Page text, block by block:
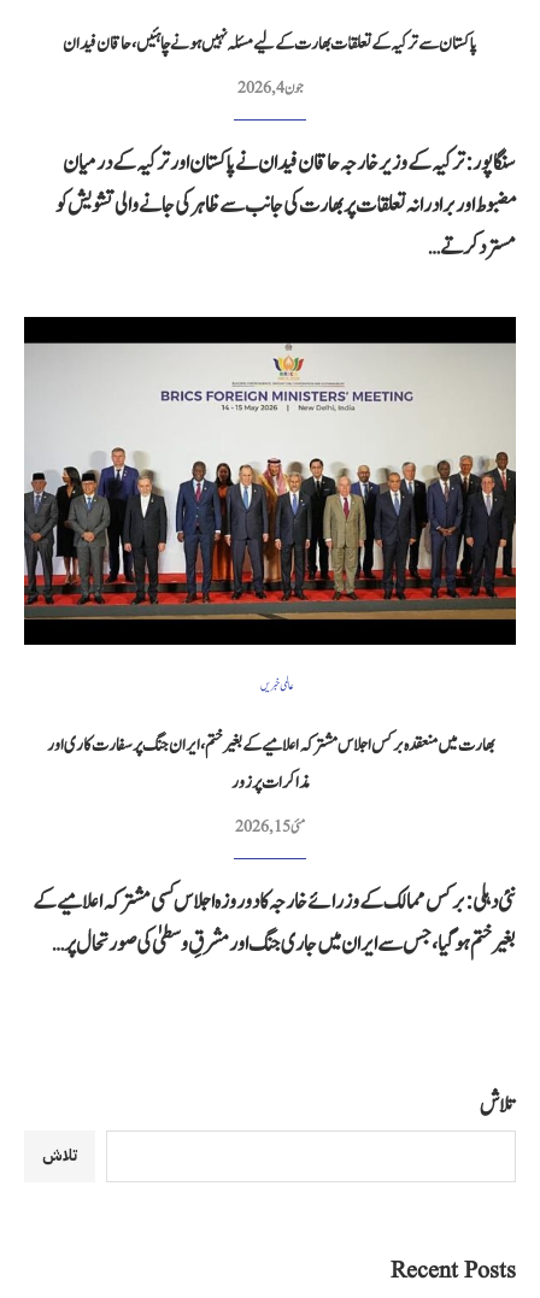
پاکستان سے ترکیہ کے تعلقات بھارت کے لیے مسئلہ نہیں ہونے چاہئیں، حاقان فیدان
جون 4, 2026
سنگاپور: ترکیہ کے وزیر خارجہ حاقان فیدان نے پاکستان اور ترکیہ کے درمیان
مضبوط اور برادرانہ تعلقات پر بھارت کی جانب سے ظاہر کی جانے والی تشویش کو
مسترد کرتے…
عالمی خبریں
بھارت میں منعقدہ برکس اجلاس مشترکہ اعلامیے کے بغیر ختم، ایران جنگ پر سفارت کاری اور
مذاکرات پر زور
مئی 15, 2026
نئی دہلی: برکس ممالک کے وزرائے خارجہ کا دو روزہ اجلاس کسی مشترکہ اعلامیے کے
بغیر ختم ہوگیا، جس سے ایران میں جاری جنگ اور مشرقِ وسطیٰ کی صورتحال پر…
تلاش
تلاش
Recent Posts